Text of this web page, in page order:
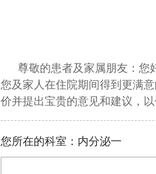
尊敬的患者及家属朋友：您
您及家人在住院期间得到更满
价并提出宝贵的意见和建议，
您所在的科室：内分泌一